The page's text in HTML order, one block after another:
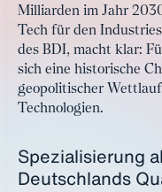
Milliarden im Jahr
Tech für den
des BDI, macht klar:
sich eine historische
geopolitischer
Technologien.
Spezialisierung
Deutschlands